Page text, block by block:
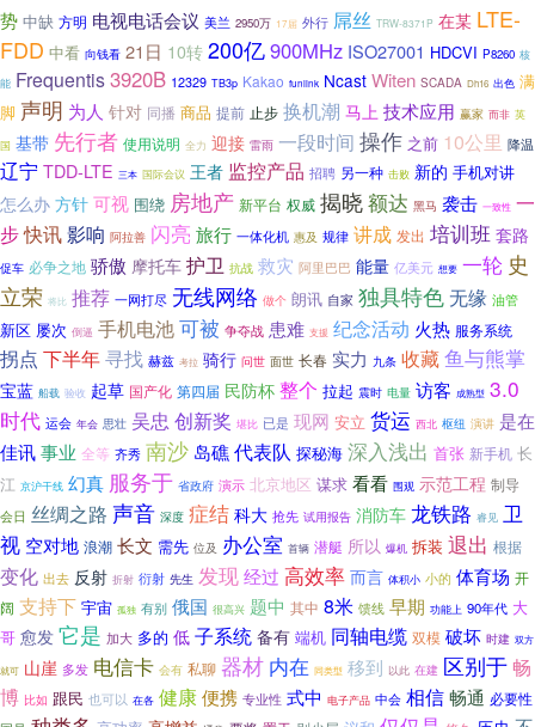
势 中缺 方明 电视电话会议 美兰 2950万 17届 外行 屌丝 TRW-8371P 在某 LTE-
FDD 中看 向钱看 21日 10转 200亿900MHz ISO27001 HDCVI P8260 核
能 Frequentis3920B 12329 TB3p Kakao funlink Ncast Witen SCADA Dh16 出色 满
脚 声明 为人 针对 同播 商品 提前 止步 换机潮 马上 技术应用 赢家 而非 英
国 基带 先行者 使用说明 全力 迎接 雷雨 一段时间 操作 之前 10公里 降温
辽宁TDD-LTE 三本 国际会议 王者 监控产品 招聘 另一种 击败 新的 手机对讲
怎么办 方针 可视 围绕 房地产 新平台 权威 揭晓额达 黑马 袭击 一致性 一
步快讯影响 阿拉善 闪亮 旅行 一体化机 惠及 规律 讲成 发出 培训班 套路
促车 必争之地 骄傲 摩托车 护卫 抗战 救灾 阿里巴巴 能量 亿美元 想要 一轮 史
立荣 将比 推荐 一网打尽 无线网络 做个 朗讯 自家 独具特色无缘 油管
新区 屡次 倒逼 手机电池可被 争夺战 患难 支援 纪念活动 火热 服务系统
拐点 下半年寻找 赫兹 考拉 骑行 问世 面世 长春 实力 九条 收藏鱼与熊掌
宝蓝 船载 验收 起草 国产化 第四届 民防杯 整个 拉起 震时 电量 访客 成熟型 3.0
时代 运会 年会 思壮 吴忠 创新奖 堪比 已是 现网 安立 货运 西北 枢纽 演讲 是在
佳讯事业 全等 齐秀 南沙 岛礁代表队 探秘海 深入浅出 首张 新手机 长
江 京沪干线 幻真 服务于 省政府 演示 北京地区 谋求 看看 围观 示范工程 制导
会日 丝绸之路 声音 深度 症结 科大 抢先 试用报告 消防车 龙铁路 睿见 卫
视 空对地 浪潮 长文 需先 位及 办公室 首辆 潜艇 所以 爆机 拆装 退出 根据
变化 出去 反射 折射 衍射 先生 发现经过 高效率 而言 体积小 小的 体育场 开
阔 支持下 宇宙 孤独 有别 俄国 很高兴 题中 其中 8米 馈线 早期 功能上 90年代 大
哥 愈发 它是 加大 多的 低 子系统 备有 端机 同轴电缆 双模 破坏 时建 双方
就可 山崖 多发 电信卡 会有 私聊 器材 内在 同类型 移到 以此 在建 区别于畅
博 比如 跟民 也可以 在各 健康便携 专业性 式中 电子产品 中会 相信畅通 必要性